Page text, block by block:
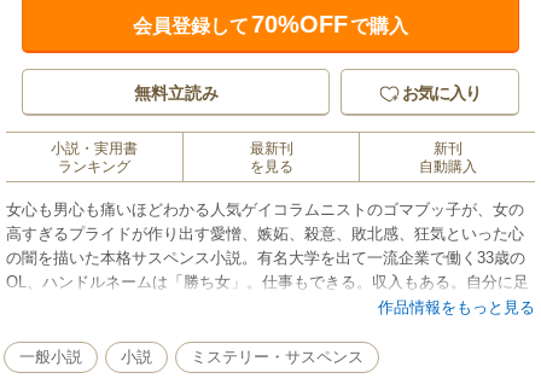
会員登録して70%OFFで購入
無料立読み お気に入り
小説・実用書
ランキング
最新刊
を見る
新刊
自動購入
女心も男心も痛いほどわかる人気ゲイコラムニストのゴマブッ子が、女の
高すぎるプライドが作り出す愛憎、嫉妬、殺意、敗北感、狂気といった心
の闇を描いた本格サスペンス小説。有名大学を出て一流企業で働く33歳の
OL、ハンドルネームは「勝ち女」。仕事もできる。収入もある。自分に足
りないのは結婚して子どもを産むことだけと思っていたが、見合う男がな
ネット通販で注文した品物を届けに来たスドウカンタに恋をする。しか
し、彼には結婚が決まっているという彼女がいた。しかもその女は…。ひ
作品情報をもっと見る
一般小説 小説 ミステリー・サスペンス